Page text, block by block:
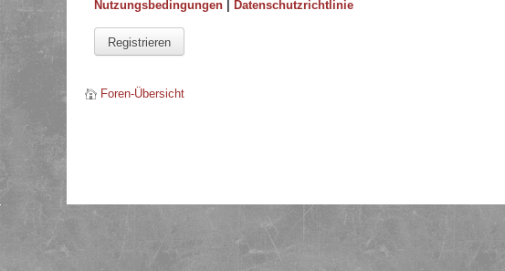
Nutzungsbedingungen | Datenschutzrichtlinie
Registrieren
Foren-Übersicht